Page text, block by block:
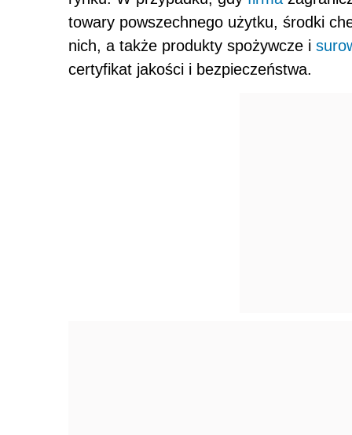
towary powszechnego użytku, środki
nich, a także produkty spożywcze i
certyfikat jakości i bezpieczeństwa.